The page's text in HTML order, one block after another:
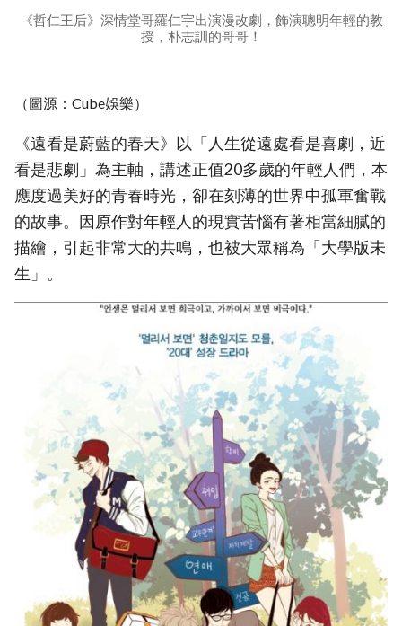
《哲仁王后》深情堂哥羅仁宇出演漫改劇，飾演聰明年輕的教
授，朴志訓的哥哥！
（圖源：Cube娛樂）
《遠看是蔚藍的春天》以「人生從遠處看是喜劇，近
看是悲劇」為主軸，講述正值20多歲的年輕人們，本
應度過美好的青春時光，卻在刻薄的世界中孤軍奮戰
的故事。因原作對年輕人的現實苦惱有著相當細膩的
描繪，引起非常大的共鳴，也被大眾稱為「大學版未
生」。